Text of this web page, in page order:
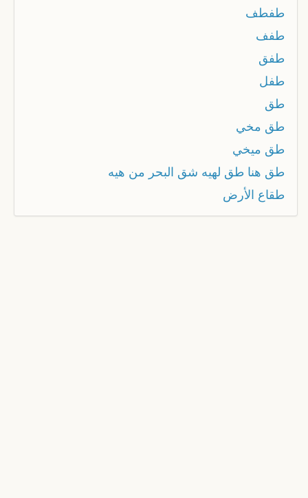
طفطف
طفف
طفق
طفل
طق
طق مخي
طق ميخي
طق هنا طق لهيه شق البحر من هيه
طقاع الأرض